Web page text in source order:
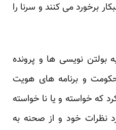
برخورد می کنند و سرنا را
بولتن نویسی ها و پرونده
و برنامه های هویت
که خواسته و یا نا خواسته
نظرات خود و از صحنه به